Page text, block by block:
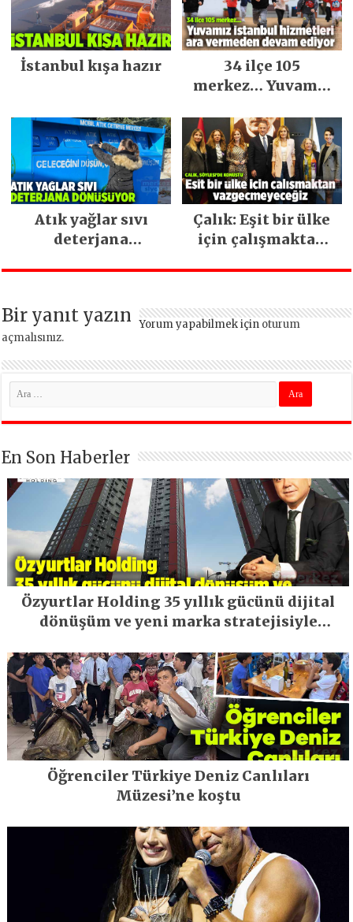
İstanbul kışa hazır
34 ilçe 105
merkez… Yuvamız
ara vermeden
devam ediyor
Atık yağlar sıvı
deterjana
Çalık: Eşit bir ülke
için çalışmaktan
Bir yanıt yazın Yorum yapabilmek için oturum
açmalısınız.
En Son Haberler
Özyurtlar Holding 35 yıllık gücünü dijital
dönüşüm ve yeni marka stratejisiyle
Öğrenciler Türkiye Deniz Canlıları
Müzesi’ne koştu